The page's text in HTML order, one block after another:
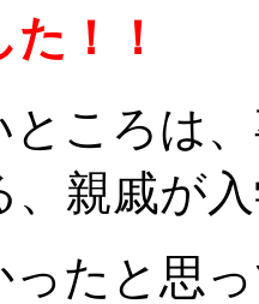
！！
ころは
、親戚が
ったと思